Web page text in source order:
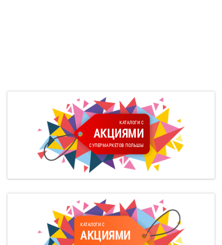
КАТАЛОГИ С
АКЦИЯМИ
СУПЕРМАРКЕТОВ ПОЛЬШЫ
КАТАЛОГИ С
АКЦИЯМИ